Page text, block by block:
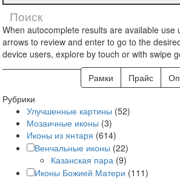
When autocomplete results are available use
arrows to review and enter to go to the
device users, explore by touch or with swipe
Рамки
Прайс
Рубрики
Улучшенные картины (52)
Мозаичные иконы (3)
Иконы из янтаря (614)
Венчальные иконы (22)
Казанская пара (9)
Иконы Божией Матери (111)